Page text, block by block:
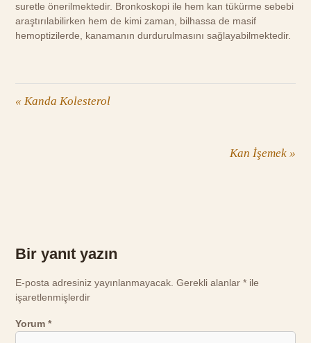
suretle önerilmektedir. Bronkoskopi ile hem kan tükürme sebebi
araştırılabilirken hem de kimi zaman, bilhassa de masif
hemoptizilerde, kanamanın durdurulmasını sağlayabilmektedir.
« Kanda Kolesterol
Kan İşemek »
Bir yanıt yazın
E-posta adresiniz yayınlanmayacak. Gerekli alanlar* ile
işaretlenmişlerdir
Yorum*